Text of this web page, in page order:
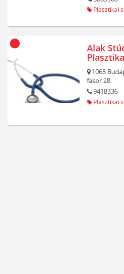
Plasztikai
Alak
1068
fasor 28.
9418336
Plasztikai